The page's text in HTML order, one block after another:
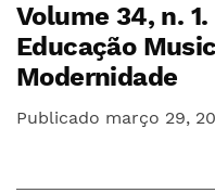
Volume 34, n. 1.
Educação
Modernidade
Publicado março 29,